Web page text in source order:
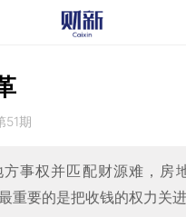
51期
事权并匹配财源难，房
重要的是把收钱的权力关